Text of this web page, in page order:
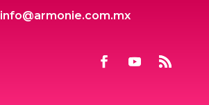
info@armonie.com.mx